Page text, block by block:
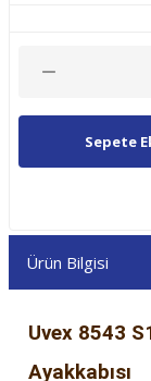
Sepete
Ürün Bilgisi
Uvex 8543
Ayakkabısı